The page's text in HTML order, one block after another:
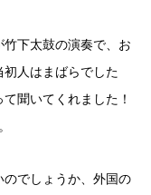
竹下太鼓の演奏で、お
人はまばらでした
聞いてくれました！
でしょうか、外国の